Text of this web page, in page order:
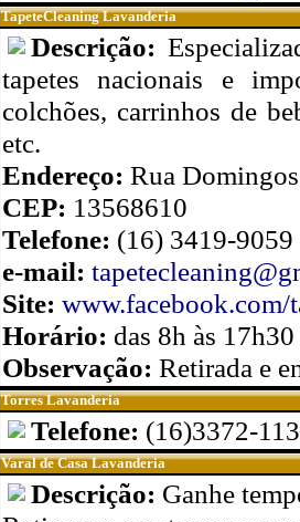
TapeteCleaning Lavanderia
Descrição:
tapetes nacionais e
colchões, carrinhos de
etc.
Endereço: Rua
CEP: 13568610
Telefone: (16) 3419-
e-mail:
Site: www.facebook.com/
Horário: das 8h às 17h30
Observação: Retirada e
Torres Lavanderia
Telefone: (16)3372-
Varal de Casa Lavanderia
Descrição: Ganhe